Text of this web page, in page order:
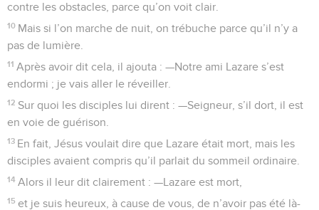
contre les obstacles, parce qu’on voit clair.
10 Mais si l’on marche de nuit, on trébuche parce qu’il n’y a
pas de lumière.
11 Après avoir dit cela, il ajouta : —Notre ami Lazare s’est
endormi ; je vais aller le réveiller.
12 Sur quoi les disciples lui dirent : —Seigneur, s’il dort, il est
en voie de guérison.
13 En fait, Jésus voulait dire que Lazare était mort, mais les
disciples avaient compris qu’il parlait du sommeil ordinaire.
14 Alors il leur dit clairement : —Lazare est mort,
15 et je suis heureux, à cause de vous, de n’avoir pas été là-